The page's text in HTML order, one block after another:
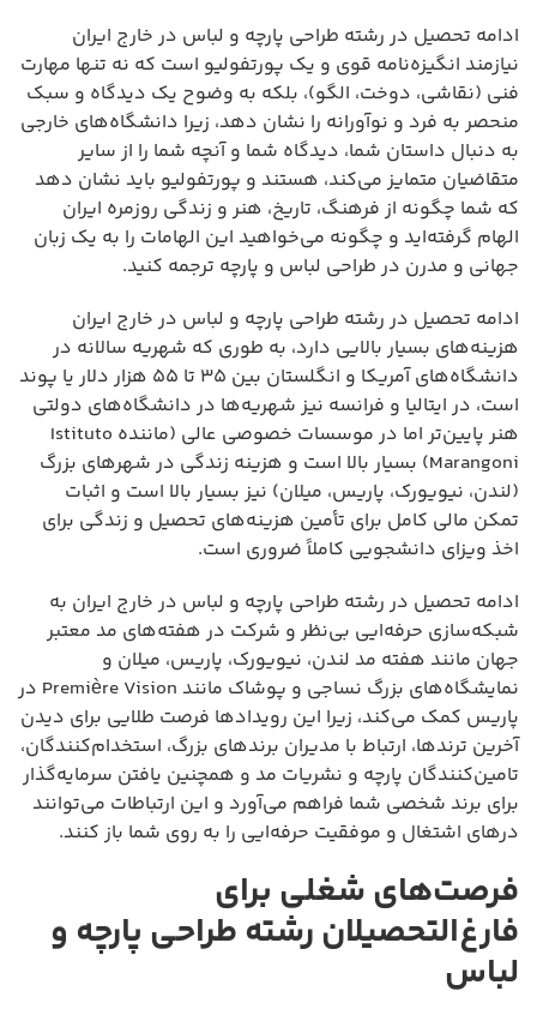
ادامه تحصیل در رشته طراحی پارچه و لباس در خارج ایران
نیازمند انگیزه‌نامه قوی و یک پورتفولیو است که نه تنها مهارت
فنی (نقاشی، دوخت، الگو)، بلکه به وضوح یک دیدگاه و سبک
منحصر به فرد و نوآورانه را نشان دهد، زیرا دانشگاه‌های خارجی
به دنبال داستان شما، دیدگاه شما و آنچه شما را از سایر
متقاضیان متمایز می‌کند، هستند و پورتفولیو باید نشان دهد
که شما چگونه از فرهنگ، تاریخ، هنر و زندگی روزمره ایران
الهام گرفته‌اید و چگونه می‌خواهید این الهامات را به یک زبان
جهانی و مدرن در طراحی لباس و پارچه ترجمه کنید.
ادامه تحصیل در رشته طراحی پارچه و لباس در خارج ایران
هزینه‌های بسیار بالایی دارد، به طوری که شهریه سالانه در
دانشگاه‌های آمریکا و انگلستان بین ۳۵ تا ۵۵ هزار دلار یا پوند
است، در ایتالیا و فرانسه نیز شهریه‌ها در دانشگاه‌های دولتی
هنر پایین‌تر اما در موسسات خصوصی عالی (ماننده Istituto
Marangoni) بسیار بالا است و هزینه زندگی در شهرهای بزرگ
(لندن، نیویورک، پاریس، میلان) نیز بسیار بالا است و اثبات
تمکن مالی کامل برای تأمین هزینه‌های تحصیل و زندگی برای
اخذ ویزای دانشجویی کاملاً ضروری است.
ادامه تحصیل در رشته طراحی پارچه و لباس در خارج ایران به
شبکه‌سازی حرفه‌ایی بی‌نظر و شرکت در هفته‌های مد معتبر
جهان مانند هفته مد لندن، نیویورک، پاریس، میلان و
نمایشگاه‌های بزرگ نساجی و پوشاک مانند Première Vision در
پاریس کمک می‌کند، زیرا این رویدادها فرصت طلایی برای دیدن
آخرین ترندها، ارتباط با مدیران برندهای بزرگ، استخدام‌کنندگان،
تامین‌کنندگان پارچه و نشریات مد و همچنین یافتن سرمایه‌گذار
برای برند شخصی شما فراهم می‌آورد و این ارتباطات می‌توانند
درهای اشتغال و موفقیت حرفه‌ایی را به روی شما باز کنند.
فرصت‌های شغلی برای
فارغ‌التحصیلان رشته طراحی پارچه و
لباس